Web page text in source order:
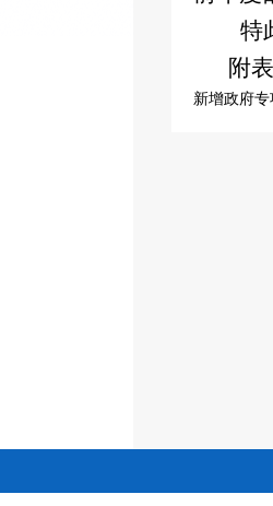
特
附
新增政府